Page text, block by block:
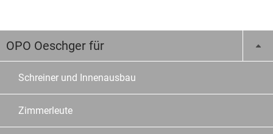
OPO Oeschger für
Schreiner und Innenausbau
Zimmerleute